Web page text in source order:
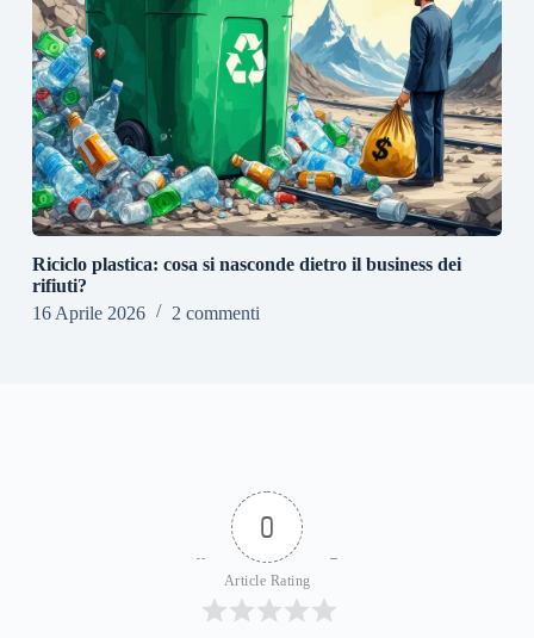
Riciclo plastica: cosa si nasconde dietro il business dei
rifiuti?
16 Aprile 2026
2 commenti
0
Article Rating